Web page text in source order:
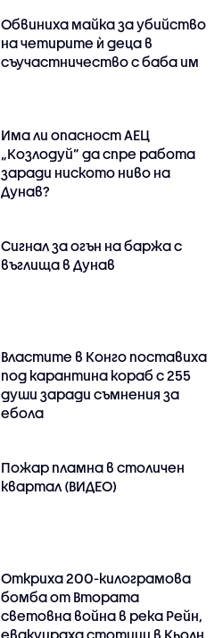
Обвиниха майка за убийство
на четирите ѝ деца в
съучастничество с баба им
Има ли опасност АЕЦ
„Козлодуй” да спре работа
заради ниското ниво на
Дунав?
Сигнал за огън на баржа с
въглища в Дунав
Властите в Конго поставиха
под карантина кораб с 255
души заради съмнения за
ебола
Пожар пламна в столичен
квартал (ВИДЕО)
Откриха 200-килограмова
бомба от Втората
световна война в река Рейн,
евакуираха стотици в Кьолн